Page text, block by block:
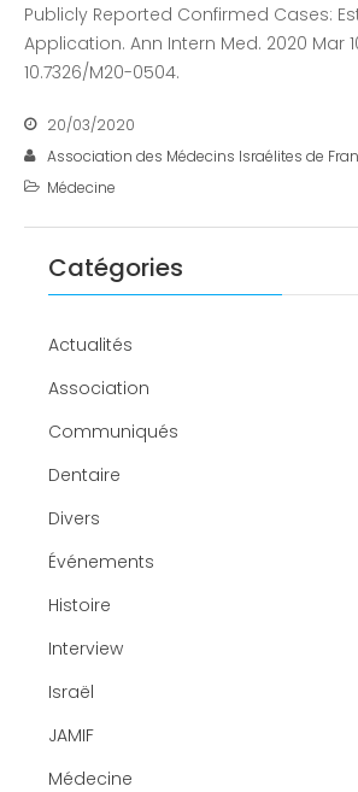
Publicly Reported Confirmed Cases:
Application. Ann Intern Med. 2020 Mar
10.7326/M20-0504.
20/03/2020
Association des Médecins Israélites de
Médecine
Catégories
Actualités
Association
Communiqués
Dentaire
Divers
Événements
Histoire
Interview
Israël
JAMIF
Médecine